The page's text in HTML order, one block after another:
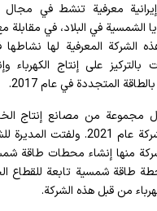
معرفية تنشط في مجال
الشمسية في البلاد، في مقابلة
الشركة المعرفية لها نشاطها
على إنتاج الكهرباء
المتجددة في عام 2017.
مجموعة من مصانع إنتاج
إيران على يد هذه الشركة عام 2021.
منها إنشاء محطات طاقة
طاقة شمسية تابعة للقطاع